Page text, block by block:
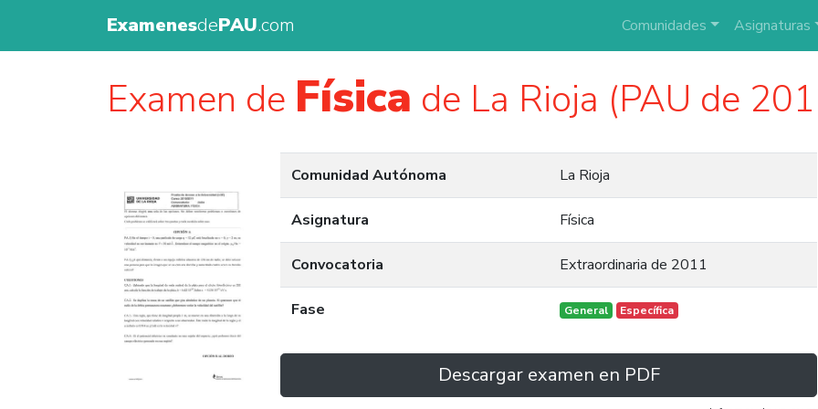
ExamenesdePAU.com Comunidades Asignaturas
Examen de Física de La Rioja (PAU de
Comunidad Autónoma La Rioja
Asignatura Física
Convocatoria Extraordinaria de 2011
Fase General Específica
Descargar examen en PDF